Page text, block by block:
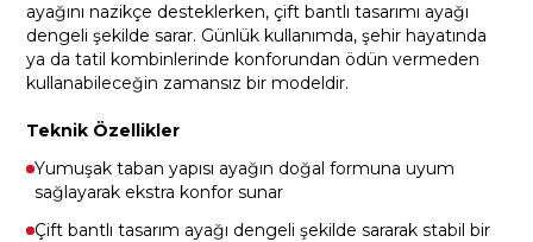
ayağını nazikçe desteklerken, çift bantlı tasarımı ayağı
dengeli şekilde sarar. Günlük kullanımda, şehir hayatında
ya da tatil kombinlerinde konforundan ödün vermeden
kullanabileceğin zamansız bir modeldir.
Teknik Özellikler
Yumuşak taban yapısı ayağın doğal formuna uyum
sağlayarak ekstra konfor sunar
Çift bantlı tasarım ayağı dengeli şekilde sararak stabil bir